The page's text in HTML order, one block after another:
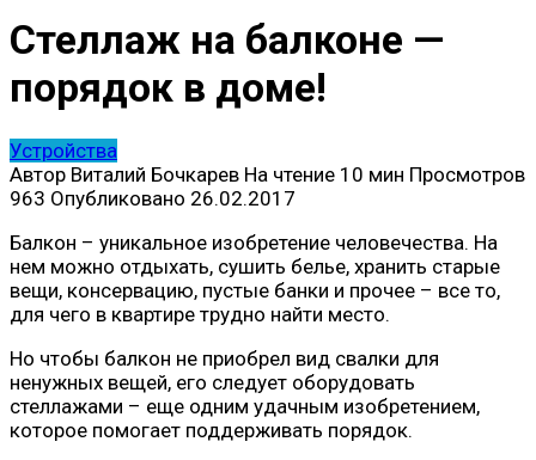
Стеллаж на балконе —
порядок в доме!
Устройства
Автор Виталий Бочкарев На чтение 10 мин Просмотров
963 Опубликовано 26.02.2017
Балкон – уникальное изобретение человечества. На
нем можно отдыхать, сушить белье, хранить старые
вещи, консервацию, пустые банки и прочее – все то,
для чего в квартире трудно найти место.
Но чтобы балкон не приобрел вид свалки для
ненужных вещей, его следует оборудовать
стеллажами – еще одним удачным изобретением,
которое помогает поддерживать порядок.